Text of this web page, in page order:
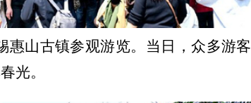
山古镇参观游览。当日，众多游客
光。